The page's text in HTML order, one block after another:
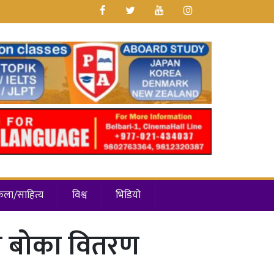
साहित्य विश्व भिडियो
वितरण